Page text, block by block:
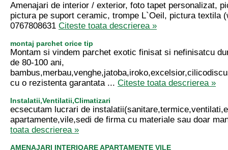
Amenajari de interior / exterior, foto tapet personalizat,
pictura pe suport ceramic, trompe L`Oeil, pictura textila
0767808631 Citeste toata descrierea »
montaj parchet orice tip
Montam si vindem parchet exotic finisat si nefinisatcu
de 80-100 ani,
cu o rezistenta garantata ... Citeste toata descrierea »
Instalatii,Ventilatii,Climatizari
ecsecutam lucrari de
apartamente,vile,sedi de firma cu materiale sau doar
toata descrierea »
AMENAJARI INTERIOARE APARTAMENTE VILE